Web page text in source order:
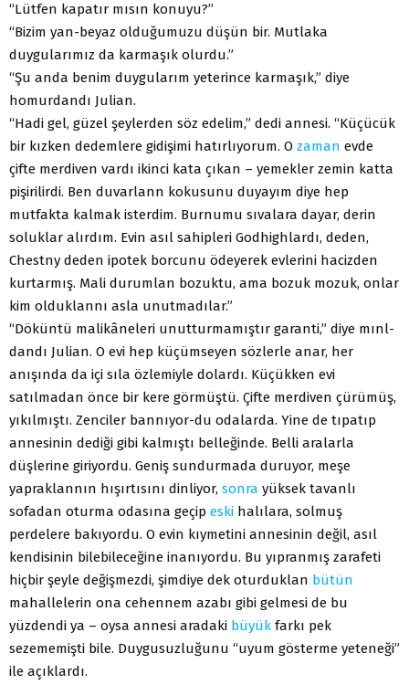
“Lütfen kapatır mısın konuyu?”
“Bizim yan-beyaz olduğumuzu düşün bir. Mutlaka
duygularımız da karmaşık olurdu.”
“Şu anda benim duygularım yeterince karmaşık,” diye
homurdandı Julian.
“Hadi gel, güzel şeylerden söz edelim,” dedi annesi. “Küçücük
bir kızken dedemlere gidişimi hatırlıyorum. O zaman evde
çifte merdiven vardı ikinci kata çıkan – yemekler zemin katta
pişirilirdi. Ben duvarlann kokusunu duyayım diye hep
mutfakta kalmak isterdim. Burnumu sıvalara dayar, derin
soluklar alırdım. Evin asıl sahipleri Godhighlardı, deden,
Chestny deden ipotek borcunu ödeyerek evlerini hacizden
kurtarmış. Mali durumlan bozuktu, ama bozuk mozuk, onlar
kim olduklannı asla unutmadılar.”
“Döküntü malikâneleri unutturmamıştır garanti,” diye mınl-
dandı Julian. O evi hep küçümseyen sözlerle anar, her
anışında da içi sıla özlemiyle dolardı. Küçükken evi
satılmadan önce bir kere görmüştü. Çifte merdiven çürümüş,
yıkılmıştı. Zenciler bannıyor-du odalarda. Yine de tıpatıp
annesinin dediği gibi kalmıştı belleğinde. Belli aralarla
düşlerine giriyordu. Geniş sundurmada duruyor, meşe
yapraklannın hışırtısını dinliyor, sonra yüksek tavanlı
sofadan oturma odasına geçip eski halılara, solmuş
perdelere bakıyordu. O evin kıymetini annesinin değil, asıl
kendisinin bilebileceğine inanıyordu. Bu yıpranmış zarafeti
hiçbir şeyle değişmezdi, şimdiye dek oturduklan bütün
mahallelerin ona cehennem azabı gibi gelmesi de bu
yüzdendi ya – oysa annesi aradaki büyük farkı pek
sezememişti bile. Duygusuzluğunu “uyum gösterme yeteneği”
ile açıklardı.